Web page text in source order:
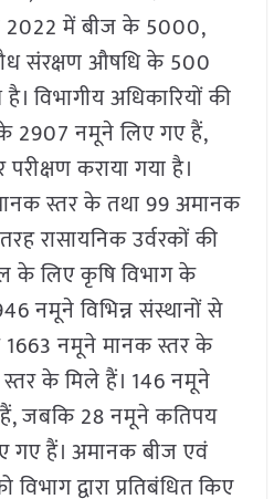
2022 में बीज के 5000,
संरक्षण औषधि के 500
विभागीय अधिकारियों की
2907 नमूने लिए गए हैं,
कराया गया है।
स्तर के तथा 99 अमानक
रासायनिक उर्वरकों की
के लिए कृषि विभाग के
नमूने विभिन्न संस्थानों से
1663 नमूने मानक स्तर के
के मिले हैं। 146 नमूने
हैं, जबकि 28 नमूने कतिपय
गए हैं। अमानक बीज एवं
द्वारा प्रतिबंधित किए